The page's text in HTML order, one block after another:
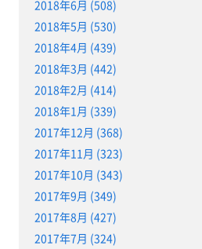
2018年6月 (508)
2018年5月 (530)
2018年4月 (439)
2018年3月 (442)
2018年2月 (414)
2018年1月 (339)
2017年12月 (368)
2017年11月 (323)
2017年10月 (343)
2017年9月 (349)
2017年8月 (427)
2017年7月 (324)